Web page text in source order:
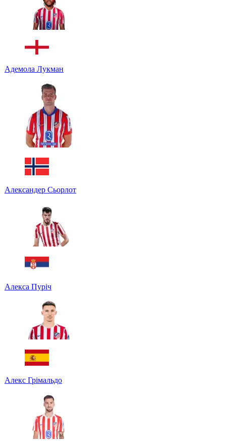
Адемола Лукман
Александер Сьорлот
Алекса Пуріч
Алекс Грімальдо